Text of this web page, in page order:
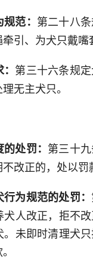
范： 第二十八
引、为犬只戴嘴
第三十六条规
无主犬只。
处罚： 第三十
改正的，处以罚
为规范的处罚：
犬人改正，拒不
未即时清理犬